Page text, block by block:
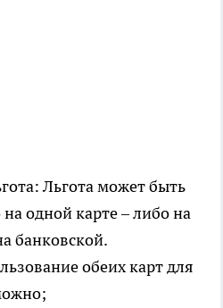
Льгота может быть
одной карте – либо на
банковской.
обеих карт для